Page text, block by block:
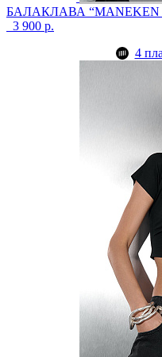
БАЛАКЛАВА “MANEKEN
3 900 р.
4